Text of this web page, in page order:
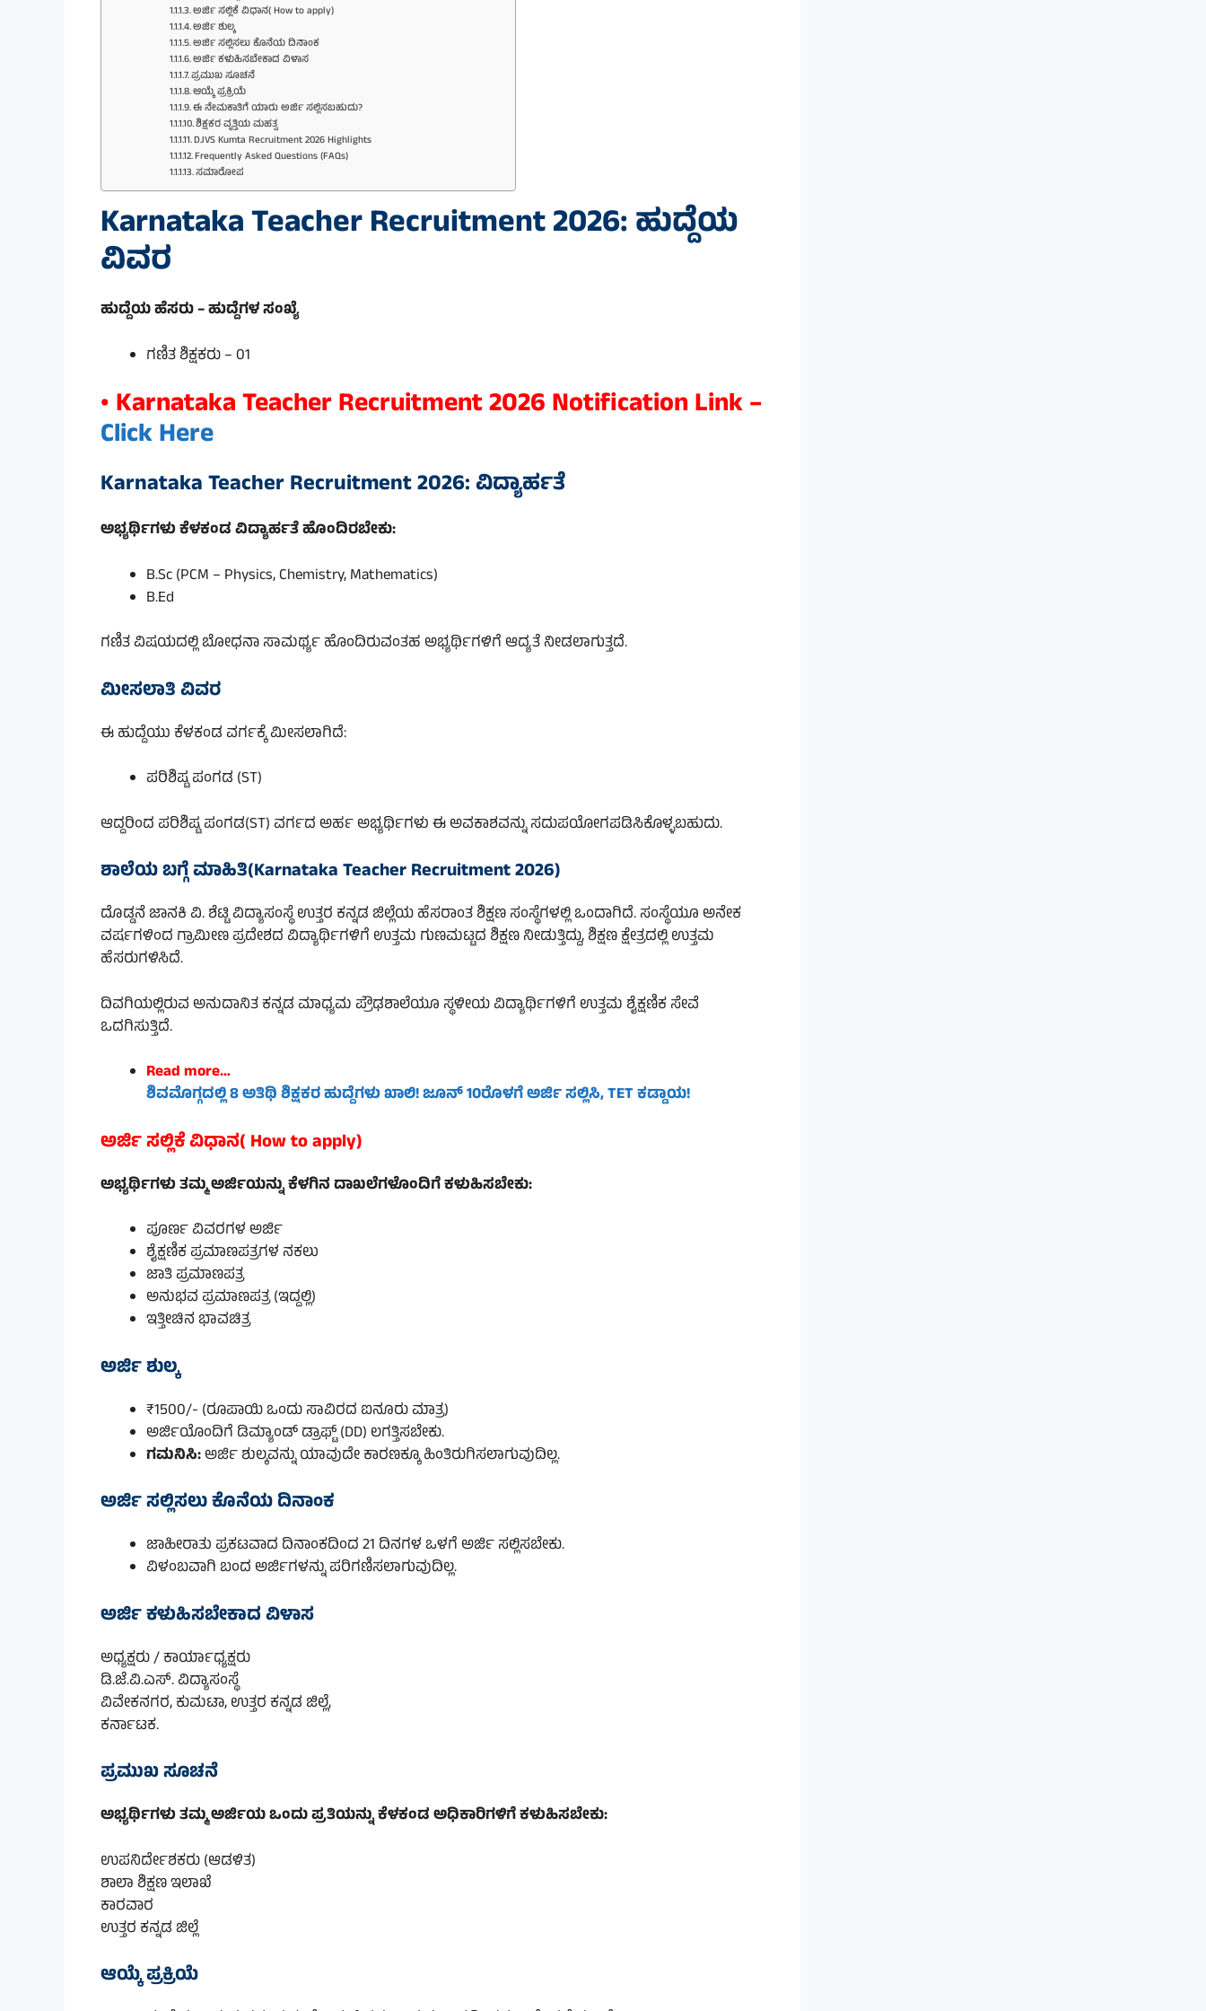
ಅರ್ಜಿ ಸಲ್ಲಿಕೆ ವಿಧಾನ( How to apply)
ಅರ್ಜಿ ಶುಲ್ಕ
ಅರ್ಜಿ ಸಲ್ಲಿಸಲು ಕೊನೆಯ ದಿನಾಂಕ
ಅರ್ಜಿ ಕಳುಹಿಸಬೇಕಾದ ವಿಳಾಸ
ಪ್ರಮುಖ ಸೂಚನೆ
ಆಯ್ಕೆ ಪ್ರಕ್ರಿಯೆ
ಈ ನೇಮಕಾತಿಗೆ ಯಾರು ಅರ್ಜಿ ಸಲ್ಲಿಸಬಹುದು?
ಶಿಕ್ಷಕರ ವೃತ್ತಿಯ ಮಹತ್ವ
DJVS Kumta Recruitment 2026 Highlights
Frequently Asked Questions (FAQs)
ಸಮಾರೋಪ
Karnataka Teacher Recruitment 2026: ಹುದ್ದೆಯ
ವಿವರ
ಹುದ್ದೆಯ ಹೆಸರು – ಹುದ್ದೆಗಳ ಸಂಖ್ಯೆ
ಗಣಿತ ಶಿಕ್ಷಕರು – 01
• Karnataka Teacher Recruitment 2026 Notification Link –
Click Here
Karnataka Teacher Recruitment 2026: ವಿದ್ಯಾರ್ಹತೆ
ಅಭ್ಯರ್ಥಿಗಳು ಕೆಳಕಂಡ ವಿದ್ಯಾರ್ಹತೆ ಹೊಂದಿರಬೇಕು:
B.Sc (PCM – Physics, Chemistry, Mathematics)
B.Ed
ಗಣಿತ ವಿಷಯದಲ್ಲಿ ಬೋಧನಾ ಸಾಮರ್ಥ್ಯ ಹೊಂದಿರುವಂತಹ ಅಭ್ಯರ್ಥಿಗಳಿಗೆ ಆದ್ಯತೆ ನೀಡಲಾಗುತ್ತದೆ.
ಮೀಸಲಾತಿ ವಿವರ
ಈ ಹುದ್ದೆಯು ಕೆಳಕಂಡ ವರ್ಗಕ್ಕೆ ಮೀಸಲಾಗಿದೆ:
ಪರಿಶಿಷ್ಟ ಪಂಗಡ (ST)
ಆದ್ದರಿಂದ ಪರಿಶಿಷ್ಟ ಪಂಗಡ(ST) ವರ್ಗದ ಅರ್ಹ ಅಭ್ಯರ್ಥಿಗಳು ಈ ಅವಕಾಶವನ್ನು ಸದುಪಯೋಗಪಡಿಸಿಕೊಳ್ಳಬಹುದು.
ಶಾಲೆಯ ಬಗ್ಗೆ ಮಾಹಿತಿ(Karnataka Teacher Recruitment 2026)
ದೊಡ್ಡನೆ ಜಾನಕಿ ವಿ. ಶೆಟ್ಟಿ ವಿದ್ಯಾಸಂಸ್ಥೆ ಉತ್ತರ ಕನ್ನಡ ಜಿಲ್ಲೆಯ ಹೆಸರಾಂತ ಶಿಕ್ಷಣ ಸಂಸ್ಥೆಗಳಲ್ಲಿ ಒಂದಾಗಿದೆ. ಸಂಸ್ಥೆಯೂ ಅನೇಕ
ವರ್ಷಗಳಿಂದ ಗ್ರಾಮೀಣ ಪ್ರದೇಶದ ವಿದ್ಯಾರ್ಥಿಗಳಿಗೆ ಉತ್ತಮ ಗುಣಮಟ್ಟದ ಶಿಕ್ಷಣ ನೀಡುತ್ತಿದ್ದು, ಶಿಕ್ಷಣ ಕ್ಷೇತ್ರದಲ್ಲಿ ಉತ್ತಮ
ಹೆಸರುಗಳಿಸಿದೆ.
ದಿವಗಿಯಲ್ಲಿರುವ ಅನುದಾನಿತ ಕನ್ನಡ ಮಾಧ್ಯಮ ಪ್ರೌಢಶಾಲೆಯೂ ಸ್ಥಳೀಯ ವಿದ್ಯಾರ್ಥಿಗಳಿಗೆ ಉತ್ತಮ ಶೈಕ್ಷಣಿಕ ಸೇವೆ
ಒದಗಿಸುತ್ತಿದೆ.
Read more…
ಶಿವಮೊಗ್ಗದಲ್ಲಿ 8 ಅತಿಥಿ ಶಿಕ್ಷಕರ ಹುದ್ದೆಗಳು ಖಾಲಿ! ಜೂನ್ 10ರೊಳಗೆ ಅರ್ಜಿ ಸಲ್ಲಿಸಿ, TET ಕಡ್ಡಾಯ!
ಅರ್ಜಿ ಸಲ್ಲಿಕೆ ವಿಧಾನ( How to apply)
ಅಭ್ಯರ್ಥಿಗಳು ತಮ್ಮ ಅರ್ಜಿಯನ್ನು ಕೆಳಗಿನ ದಾಖಲೆಗಳೊಂದಿಗೆ ಕಳುಹಿಸಬೇಕು:
ಪೂರ್ಣ ವಿವರಗಳ ಅರ್ಜಿ
ಶೈಕ್ಷಣಿಕ ಪ್ರಮಾಣಪತ್ರಗಳ ನಕಲು
ಜಾತಿ ಪ್ರಮಾಣಪತ್ರ
ಅನುಭವ ಪ್ರಮಾಣಪತ್ರ (ಇದ್ದಲ್ಲಿ)
ಇತ್ತೀಚಿನ ಭಾವಚಿತ್ರ
ಅರ್ಜಿ ಶುಲ್ಕ
₹1500/- (ರೂಪಾಯಿ ಒಂದು ಸಾವಿರದ ಐನೂರು ಮಾತ್ರ)
ಅರ್ಜಿಯೊಂದಿಗೆ ಡಿಮ್ಯಾಂಡ್ ಡ್ರಾಫ್ಟ್ (DD) ಲಗತ್ತಿಸಬೇಕು.
ಗಮನಿಸಿ:ಅರ್ಜಿ ಶುಲ್ಕವನ್ನು ಯಾವುದೇ ಕಾರಣಕ್ಕೂ ಹಿಂತಿರುಗಿಸಲಾಗುವುದಿಲ್ಲ.
ಅರ್ಜಿ ಸಲ್ಲಿಸಲು ಕೊನೆಯ ದಿನಾಂಕ
ಜಾಹೀರಾತು ಪ್ರಕಟವಾದ ದಿನಾಂಕದಿಂದ 21 ದಿನಗಳ ಒಳಗೆ ಅರ್ಜಿ ಸಲ್ಲಿಸಬೇಕು.
ವಿಳಂಬವಾಗಿ ಬಂದ ಅರ್ಜಿಗಳನ್ನು ಪರಿಗಣಿಸಲಾಗುವುದಿಲ್ಲ.
ಅರ್ಜಿ ಕಳುಹಿಸಬೇಕಾದ ವಿಳಾಸ
ಅಧ್ಯಕ್ಷರು / ಕಾರ್ಯಾಧ್ಯಕ್ಷರು
ಡಿ.ಜೆ.ವಿ.ಎಸ್. ವಿದ್ಯಾಸಂಸ್ಥೆ
ವಿವೇಕನಗರ, ಕುಮಟಾ, ಉತ್ತರ ಕನ್ನಡ ಜಿಲ್ಲೆ,
ಕರ್ನಾಟಕ.
ಪ್ರಮುಖ ಸೂಚನೆ
ಅಭ್ಯರ್ಥಿಗಳು ತಮ್ಮ ಅರ್ಜಿಯ ಒಂದು ಪ್ರತಿಯನ್ನು ಕೆಳಕಂಡ ಅಧಿಕಾರಿಗಳಿಗೆ ಕಳುಹಿಸಬೇಕು:
ಉಪನಿರ್ದೇಶಕರು (ಆಡಳಿತ)
ಶಾಲಾ ಶಿಕ್ಷಣ ಇಲಾಖೆ
ಕಾರವಾರ
ಉತ್ತರ ಕನ್ನಡ ಜಿಲ್ಲೆ
ಆಯ್ಕೆ ಪ್ರಕ್ರಿಯೆ